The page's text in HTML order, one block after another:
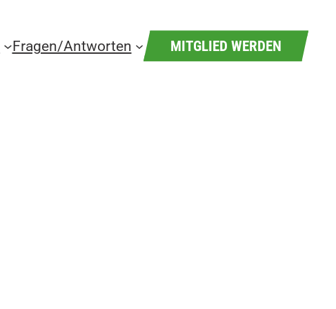
Fragen/Antworten MITGLIED WERDEN